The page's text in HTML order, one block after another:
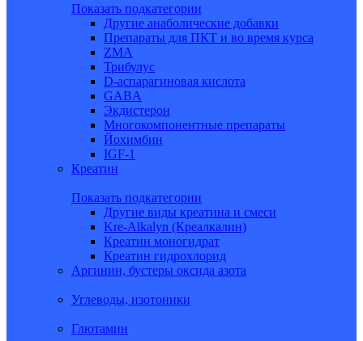
Показать подкатегории
Другие анаболические добавки
Препараты для ПКТ и во время курса
ZMA
Трибулус
D-аспарагиновая кислота
GABA
Экдистерон
Многокомпонентные препараты
Йохимбин
IGF-1
Креатин
Показать подкатегории
Другие виды креатина и смеси
Kre-Alkalyn (Креалкалин)
Креатин моногидрат
Креатин гидрохлорид
Аргинин, бустеры оксида азота
Углеводы, изотоники
Глютамин